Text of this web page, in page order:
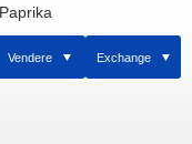
Vendere Exchange